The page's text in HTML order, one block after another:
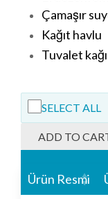
Çamaşır
Kağıt havlu
Tuvalet
SELECT ALL
ADD TO
Ürün Resmi